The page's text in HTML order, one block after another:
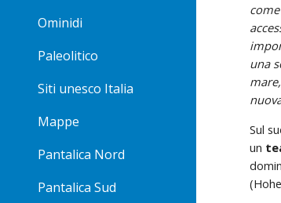
Ominidi
Paleolitico
Siti unesco Italia
Mappe
Pantalica Nord
Pantalica Sud
una
Sul
un